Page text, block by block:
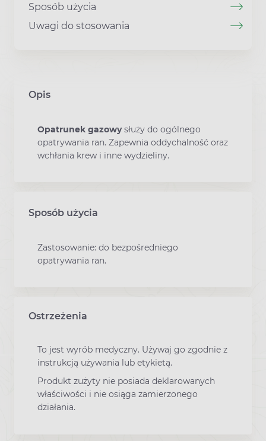
Sposób użycia
Uwagi do stosowania
Opis
Opatrunek gazowysłuży do ogólnego
opatrywania ran. Zapewnia oddychalność oraz
wchłania krew i inne wydzieliny.
Sposób użycia
Zastosowanie: do bezpośredniego
opatrywania ran.
Ostrzeżenia
To jest wyrób medyczny. Używaj go zgodnie z
instrukcją używania lub etykietą.
Produkt zużyty nie posiada deklarowanych
właściwości i nie osiąga zamierzonego
działania.